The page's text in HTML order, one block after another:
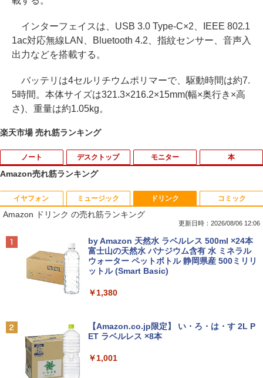
インターフェイスは、USB 3.0 Type-C×2、IEEE 802.1
1ac対応無線LAN、Bluetooth 4.2、指紋センサー、音声入
出力などを搭載する。
バッテリは4セルリチウムポリマーで、駆動時間は約7.
5時間。本体サイズは321.3×216.2×15mm(幅×奥行き×高
さ)、重量は約1.05kg。
楽天市場 売れ筋ランキング
ノート
1
【中古・Aランク】富士通 ARROWS Tab
Q7310 Aランク 第10世代 Core i5-10210
U メモリ4GB SSD128GB 13.3型 フルHD
純正キーボード・ペン付 整備済み品 送料
無料
￥29,800
ndows11 Pro オフィス搭載 14.1インチ
WEBカメラ内蔵 【到着後レビューでプレ
取れたら即日出荷)
デスクトップ
1
Windows10 Pro 64BIT HP EliteDesk 70
5 G2 SFF AMD PRO A4-8350B R5 4GB
SSD 256GB DVD 中古パソコン デスクト
￥12,800
【★最大100%ポイント】省スペース ミ
28GB USB 3.0 DisplayPort HDMI Wi-fi
無線LAN 2画面同時出力可能 Windows1
モニター
1
【お買い物マラソン 連動ポイントアッ
プ】エレコム モニターアーム 専用 モニ
ターマウントホルダー VESA穴無しモニ
PA-DPK1327BK
￥1,850
￥1,960
本
1
キングダム 80 （ヤングジャンプコミッ
クス） [ 原 泰久 ]
￥770
コミが報じない「国際政治
Amazon売れ筋ランキング
イヤフォン
Anker Soundcore P40i オフホワイト
￥5,990
￥4,990
ミュージック
BRUCE WAYNE feat. Flo Milli, ATL Jacob
[Explicit]
￥250
[Explicit]
ドリンク
Amazon ドリンク の売れ筋ランキング
更新日時：2026/08/06 12:06
by Amazon 天然水 ラベルレス 500ml ×24本
富士山の天然水 バナジウム含有 水 ミネラル
ウォーター ペットボトル 静岡県産 500ミリリ
ットル (Smart Basic)
￥1,380
【Amazon.co.jp限定】 い・ろ・は・す 2L P
ET ラベルレス ×8本
￥1,001
コミック